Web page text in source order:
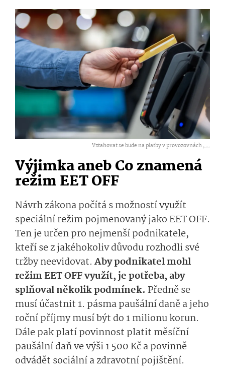
Vztahovat se bude na platby v provozovnách ,...
Výjimka aneb Co znamená
režim EET OFF
Návrh zákona počítá s možností využít
speciální režim pojmenovaný jako EET OFF.
Ten je určen pro nejmenší podnikatele,
kteří se z jakéhokoliv důvodu rozhodli své
tržby neevidovat. Aby podnikatel mohl
režim EET OFF využít, je potřeba, aby
splňoval několik podmínek. Předně se
musí účastnit 1. pásma paušální daně a jeho
roční příjmy musí být do 1 milionu korun.
Dále pak platí povinnost platit měsíční
paušální daň ve výši 1 500 Kč a povinně
odvádět sociální a zdravotní pojištění.